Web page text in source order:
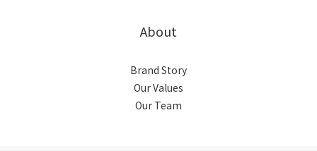
About
Brand Story
Our Values
Our Team